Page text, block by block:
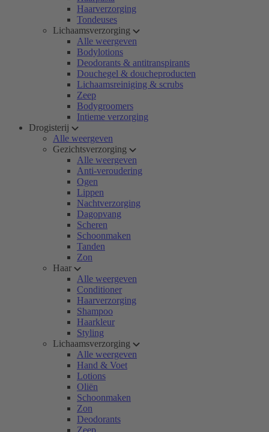
Haarverzorging
Tondeuses
Lichaamsverzorging
Alle weergeven
Bodylotions
Deodorants & antitranspirants
Douchegel & doucheproducten
Lichaamsreiniging & scrubs
Zeep
Bodygroomers
Intieme verzorging
Drogisterij
Alle weergeven
Gezichtsverzorging
Alle weergeven
Anti-veroudering
Ogen
Lippen
Nachtverzorging
Dagopvang
Scheren
Schoonmaken
Tanden
Zon
Haar
Alle weergeven
Conditioner
Haarverzorging
Shampoo
Haarkleur
Styling
Lichaamsverzorging
Alle weergeven
Hand & Voet
Lotions
Oliën
Schoonmaken
Zon
Deodorants
Zeep